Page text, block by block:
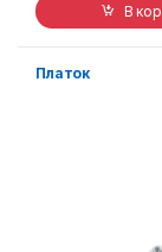
В
Платок